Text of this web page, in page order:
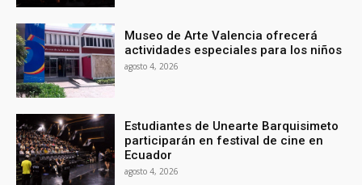
Museo de Arte Valencia ofrecerá
actividades especiales para los niños
agosto 4, 2026
Estudiantes de Unearte Barquisimeto
participarán en festival de cine en
Ecuador
agosto 4, 2026